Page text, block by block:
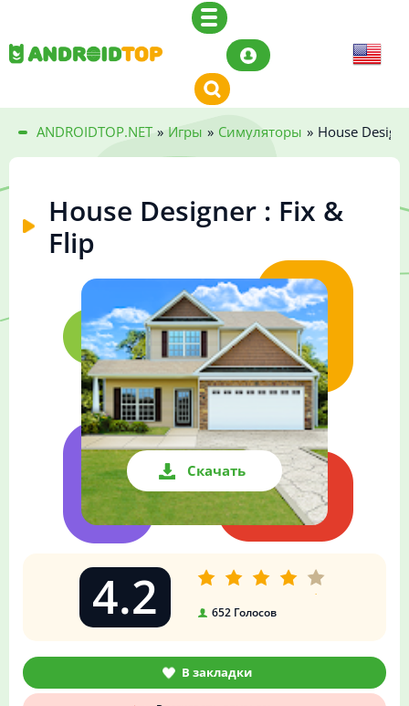
ANDROIDTOP.NET » Игры » Симуляторы » House
House Designer : Fix &
Flip
Скачать
4.2 652Голосов
В закладки